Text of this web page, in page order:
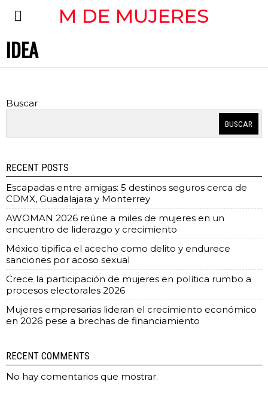
M DE MUJERES
IDEA
Buscar
BUSCAR
RECENT POSTS
Escapadas entre amigas: 5 destinos seguros cerca de
CDMX, Guadalajara y Monterrey
AWOMAN 2026 reúne a miles de mujeres en un
encuentro de liderazgo y crecimiento
México tipifica el acecho como delito y endurece
sanciones por acoso sexual
Crece la participación de mujeres en política rumbo a
procesos electorales 2026
Mujeres empresarias lideran el crecimiento económico
en 2026 pese a brechas de financiamiento
RECENT COMMENTS
No hay comentarios que mostrar.